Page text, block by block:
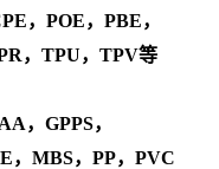
，POE，PBE，
，TPU，TPV等
，GPPS，
，MBS，PP，PVC